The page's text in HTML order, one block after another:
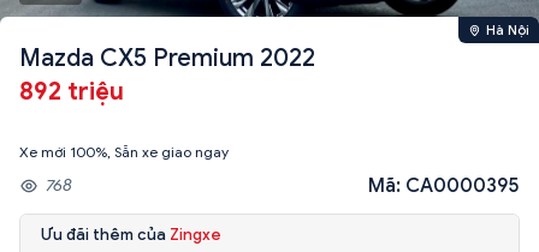
Hà Nội
Mazda CX5 Premium 2022
892 triệu
Xe mới 100%, Sẵn xe giao ngay
768 Mã: CA0000395
Ưu đãi thêm của Zingxe